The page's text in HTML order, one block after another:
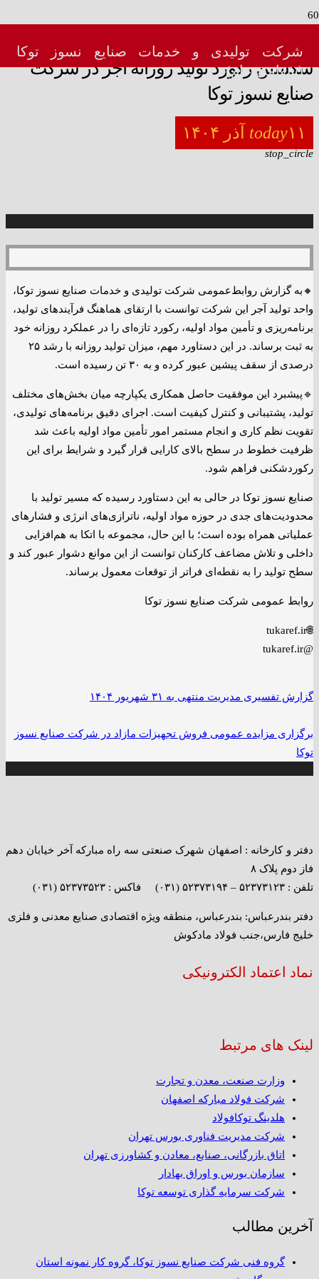
شرکت تولیدی و خدمات صنایع نسوز توکا
(سهامی عام)
شکستن رکورد تولید روزانه آجر در شرکت
صنایع نسوز توکا
today۱۱ آذر ۱۴۰۴
stop_circle
🔸به گزارش روابط‌عمومی شرکت تولیدی و خدمات صنایع نسوز توکا،
واحد تولید آجر این شرکت توانست با ارتقای هماهنگ فرآیندهای تولید،
برنامه‌ریزی و تأمین مواد اولیه، رکورد تازه‌ای را در عملکرد روزانه خود
به ثبت برساند. در این دستاورد مهم، میزان تولید روزانه با رشد ۲۵
درصدی از سقف پیشین عبور کرده و به ۳۰ تن رسیده است.
🔹پیشبرد این موفقیت حاصل همکاری یکپارچه میان بخش‌های مختلف
تولید، پشتیبانی و کنترل کیفیت است. اجرای دقیق برنامه‌های تولیدی،
تقویت نظم کاری و انجام مستمر امور تأمین مواد اولیه باعث شد
ظرفیت خطوط در سطح بالای کارایی قرار گیرد و شرایط برای این
رکوردشکنی فراهم شود.
صنایع نسوز توکا در حالی به این دستاورد رسیده که مسیر تولید با
محدودیت‌های جدی در حوزه مواد اولیه، ناترازی‌های انرژی و فشارهای
عملیاتی همراه بوده است؛ با این حال، مجموعه با اتکا به هم‌افزایی
داخلی و تلاش مضاعف کارکنان توانست از این موانع دشوار عبور کند و
سطح تولید را به نقطه‌ای فراتر از توقعات معمول برساند.
روابط عمومی شرکت صنایع نسوز توکا
🌐tukaref.ir
@tukaref.ir
گزارش تفسیری مدیریت منتهی به ۳۱ شهریور ۱۴۰۴
برگزاری مزایده عمومی فروش تجهیزات مازاد در شرکت صنایع نسوز
توکا
دفتر و کارخانه : اصفهان شهرک صنعتی سه راه مبارکه آخر خیابان دهم
فاز دوم پلاک ۸
تلفن : ۵۲۳۷۳۱۲۳ – ۵۲۳۷۳۱۹۴ (۰۳۱) فاکس : ۵۲۳۷۳۵۲۳ (۰۳۱)
دفتر بندرعباس: بندرعباس، منطقه ویژه اقتصادی صنایع معدنی و فلزی
خلیج فارس،جنب فولاد مادکوش
نماد اعتماد الکترونیکی
لینک های مرتبط
وزارت صنعت، معدن و تجارت
شرکت فولاد مبارکه اصفهان
هلدینگ توکافولاد
شرکت مدیریت فناوری بورس تهران
اتاق بازرگانی، صنایع، معادن و کشاورزی تهران
سازمان بورس و اوراق بهادار
شرکت سرمایه گذاری توسعه توکا
آخرین مطالب
گروه فنی شرکت صنایع نسوز توکا، گروه کار نمونه استان